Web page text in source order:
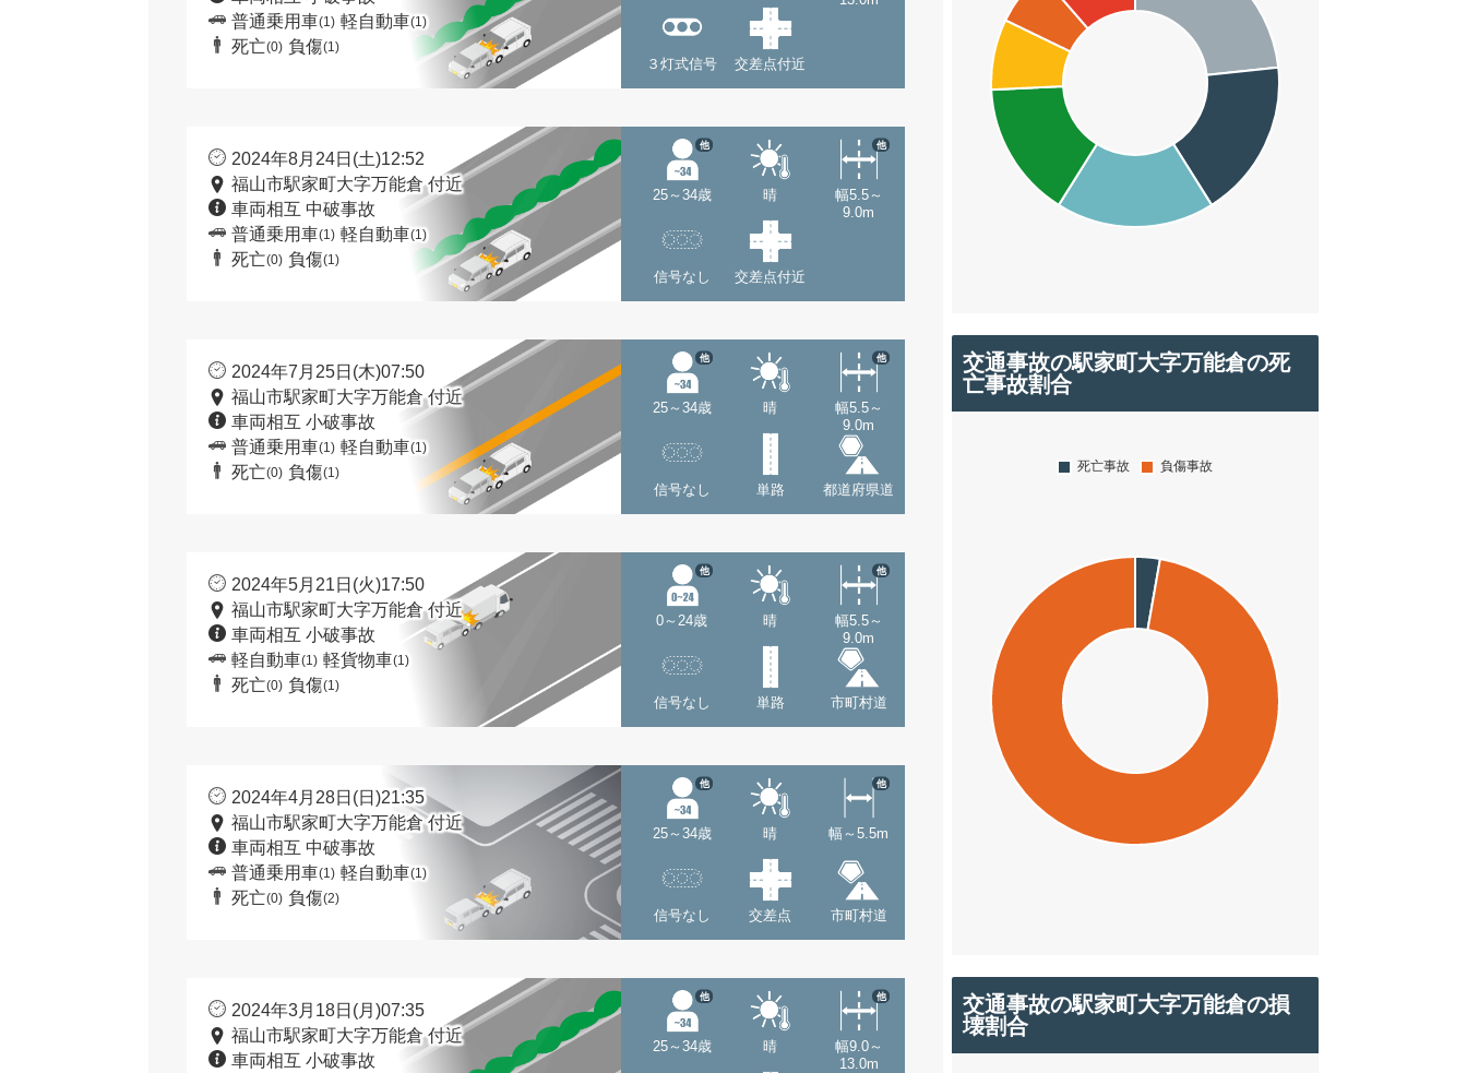
普通乗用車(1) 軽自動車(1)
死亡(0) 負傷(1)
３灯式信号 交差点付近
2024年8月24日(土)12:52
福山市駅家町大字万能倉 付近
車両相互 中破事故
普通乗用車(1) 軽自動車(1)
死亡(0) 負傷(1)
25～34歳
他
晴
幅5.5～
9.0m
他
信号なし 交差点付近
2024年7月25日(木)07:50
福山市駅家町大字万能倉 付近
車両相互 小破事故
普通乗用車(1) 軽自動車(1)
死亡(0) 負傷(1)
25～34歳
他
晴
幅5.5～
9.0m
他
信号なし 単路 都道府県道
2024年5月21日(火)17:50
福山市駅家町大字万能倉 付近
車両相互 小破事故
軽自動車(1) 軽貨物車(1)
死亡(0) 負傷(1)
0～24歳
他
晴
幅5.5～
9.0m
他
信号なし 単路 市町村道
2024年4月28日(日)21:35
福山市駅家町大字万能倉 付近
車両相互 中破事故
普通乗用車(1) 軽自動車(1)
死亡(0) 負傷(2)
25～34歳
他
晴 幅～5.5m
他
信号なし 交差点 市町村道
2024年3月18日(月)07:35
福山市駅家町大字万能倉 付近
車両相互 小破事故
25～34歳
他
晴
幅9.0～
13.0m
他
交通事故の駅家町大字万能倉の死
亡事故割合
交通事故の駅家町大字万能倉の損
壊割合